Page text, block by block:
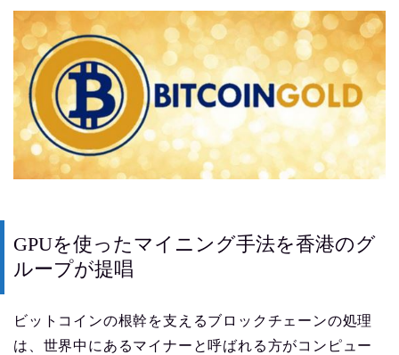
GPUを使ったマイニング手法を香港のグ
ループが提唱
ビットコインの根幹を支えるブロックチェーンの処理
は、世界中にあるマイナーと呼ばれる方がコンピュー